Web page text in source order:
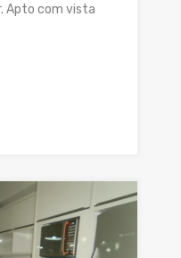
Apto com vista